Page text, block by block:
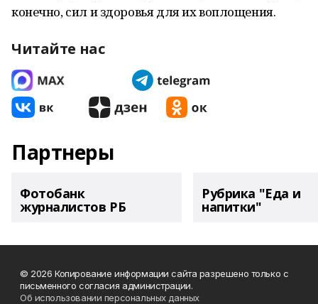
конечно, сил и здоровья для их воплощения.
Читайте нас
Партнеры
Фотобанк
журналистов РБ
Рубрика "Еда и
напитки"
© 2026 Копирование информации сайта разрешено только с
письменного согласия администрации.
Об использовании персональных данных